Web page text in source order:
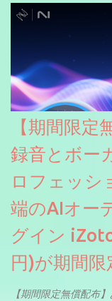
【期間限
録音とボー
ロフェッシ
端のAIオー
グイン
円)が期間限
【期間限定無償配布